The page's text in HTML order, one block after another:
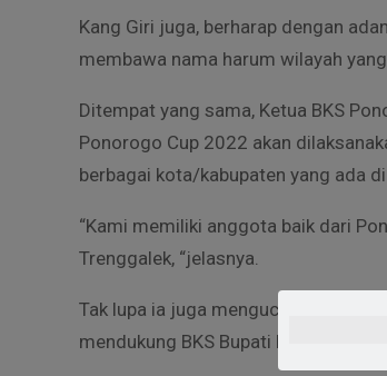
Kang Giri juga, berharap dengan
membawa nama harum wilayah
Ditempat yang sama, Ketua BKS
Ponorogo Cup 2022 akan
berbagai kota/kabupaten yang ada
“Kami memiliki anggota baik dari
Trenggalek, “jelasnya.
Tak lupa ia juga mengucapkan
mendukung BKS Bupati Ponorogo